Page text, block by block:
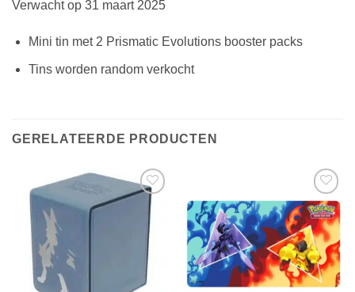
Verwacht op 31 maart 2025
Mini tin met 2 Prismatic Evolutions booster packs
Tins worden random verkocht
GERELATEERDE PRODUCTEN